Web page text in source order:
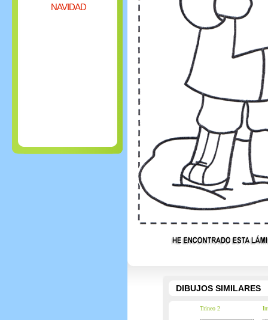
NAVIDAD
DIBUJOS SIMILARES
Trineo 2